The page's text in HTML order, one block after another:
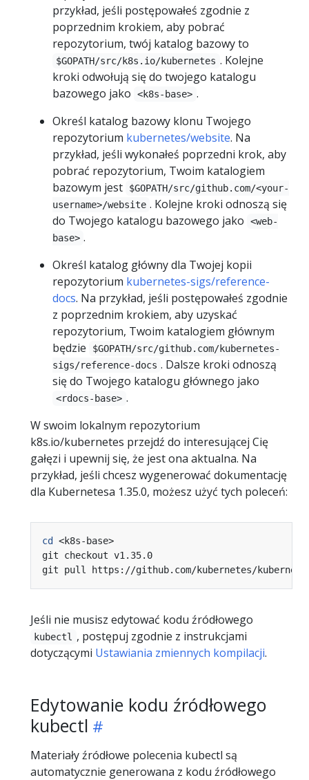
przykład, jeśli postępowałeś zgodnie z
poprzednim krokiem, aby pobrać
repozytorium, twój katalog bazowy to
$GOPATH/src/k8s.io/kubernetes . Kolejne
kroki odwołują się do twojego katalogu
bazowego jako
<k8s-base> .
Określ katalog bazowy klonu Twojego
repozytorium kubernetes/website. Na
przykład, jeśli wykonałeś poprzedni krok, aby
pobrać repozytorium, Twoim katalogiem
bazowym jest
$GOPATH/src/github.com/<your-
username>/website . Kolejne kroki odnoszą się
do Twojego katalogu bazowego jako
<web-
base> .
Określ katalog główny dla Twojej kopii
repozytorium kubernetes-sigs/reference-
docs. Na przykład, jeśli postępowałeś zgodnie
z poprzednim krokiem, aby uzyskać
repozytorium, Twoim katalogiem głównym
będzie
$GOPATH/src/github.com/kubernetes-
sigs/reference-docs . Dalsze kroki odnoszą
się do Twojego katalogu głównego jako
<rdocs-base> .
W swoim lokalnym repozytorium
k8s.io/kubernetes przejdź do interesującej Cię
gałęzi i upewnij się, że jest ona aktualna. Na
przykład, jeśli chcesz wygenerować dokumentację
dla Kubernetesa 1.35.0, możesz użyć tych poleceń:
cd
Jeśli nie musisz edytować kodu źródłowego
kubectl
, postępuj zgodnie z instrukcjami
dotyczącymi Ustawiania zmiennych kompilacji.
Edytowanie kodu źródłowego
kubectl
Materiały źródłowe polecenia kubectl są
automatycznie generowana z kodu źródłowego